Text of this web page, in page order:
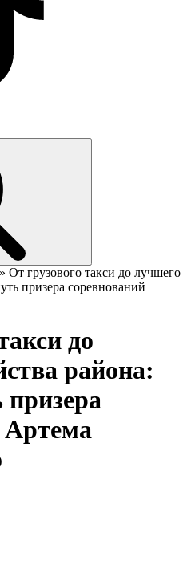
» От грузового такси до лучшего
призера соревнований
до
района:
призера
Артема